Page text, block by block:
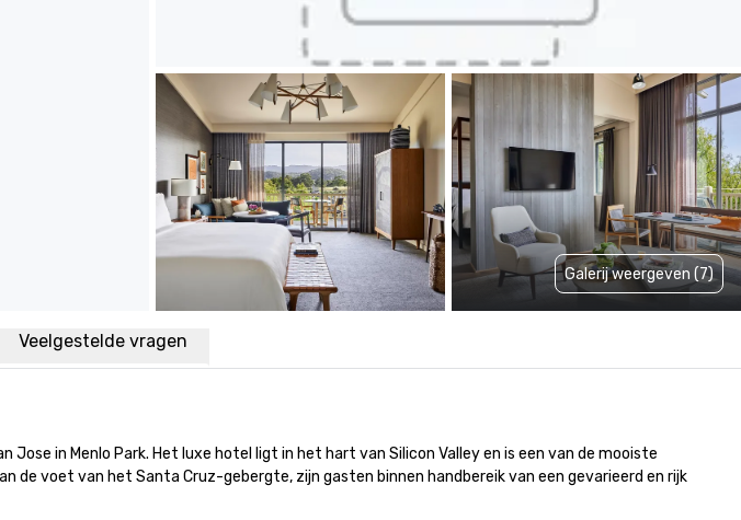
Galerij weergeven (7)
Veelgestelde vragen
in Menlo Park. Het luxe hotel ligt in het hart van Silicon Valley en is een van de mooiste
de voet van het Santa Cruz-gebergte, zijn gasten binnen handbereik van een gevarieerd en rijk